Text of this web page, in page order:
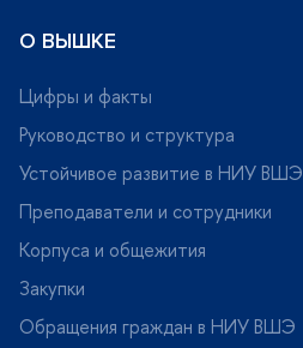
О ВЫШКЕ
Цифры и факты
Руководство и структура
Устойчивое развитие в НИУ ВШЭ
Преподаватели и сотрудники
Корпуса и общежития
Закупки
Обращения граждан в НИУ ВШЭ